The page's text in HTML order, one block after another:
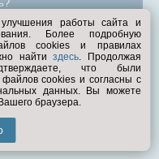
работы сайта и
Более подробную
cookies и правилах
найтиздесь. Продолжая
что были
cookies и согласны с
данных. Вы можете
браузера.